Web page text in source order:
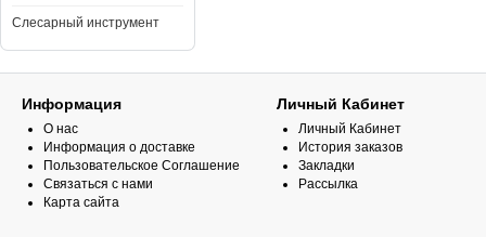
Слесарный инструмент
Информация
О нас
Информация о доставке
Пользовательское Соглашение
Связаться с нами
Карта сайта
Личный Кабинет
Личный Кабинет
История заказов
Закладки
Рассылка